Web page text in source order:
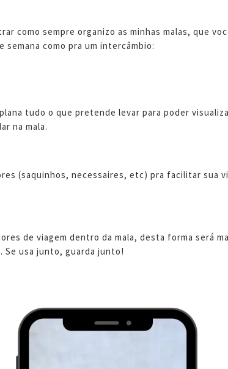
como sempre organizo as minhas malas, que
semana como pra um intercâmbio:
tudo o que pretende levar para poder
na mala.
(saquinhos, necessaires, etc) pra facilitar sua
de viagem dentro da mala, desta forma será
Se usa junto, guarda junto!